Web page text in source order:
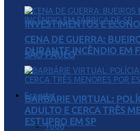
INVESTIMENTOS E
SÃO PAULO
Esporte
Tudo
CENA DE GUERRA:
DURANTE INCÊNDIO EM
BARBÁRIE VIRTUAL:
ADULTO E CERCA TRÊS
ESTUPRO EM SP